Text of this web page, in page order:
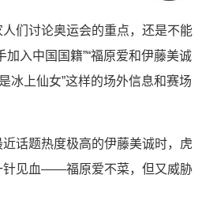
们讨论奥运会的重点，还是不能
加入中国国籍”“福原爱和伊藤美诚
冰上仙女”这样的场外信息和赛场
话题热度极高的伊藤美诚时，虎
针见血——福原爱不菜，但又威胁